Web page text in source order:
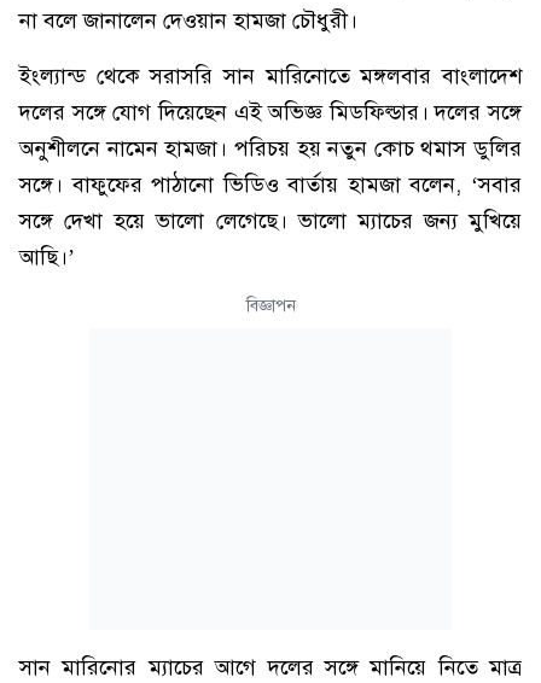
না বলে জানালেন দেওয়ান হামজা চৌধুরী।
ইংল্যান্ড থেকে সরাসরি সান মারিনোতে মঙ্গলবার বাংলাদেশ
দলের সঙ্গে যোগ দিয়েছেন এই অভিজ্ঞ মিডফিল্ডার। দলের সঙ্গে
অনুশীলনে নামেন হামজা। পরিচয় হয় নতুন কোচ থমাস ডুলির
সঙ্গে। বাফুফের পাঠানো ভিডিও বার্তায় হামজা বলেন, ‘সবার
সঙ্গে দেখা হয়ে ভালো লেগেছে। ভালো ম্যাচের জন্য মুখিয়ে
আছি।’
বিজ্ঞাপন
সান মারিনোর ম্যাচের আগে দলের সঙ্গে মানিয়ে নিতে মাত্র